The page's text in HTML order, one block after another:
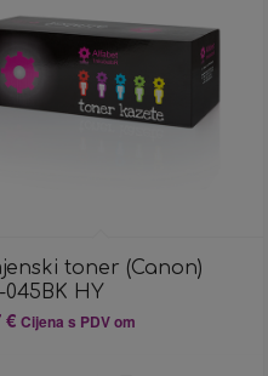
toner (Canon)
045BK HY
€ Cijena s PDV om